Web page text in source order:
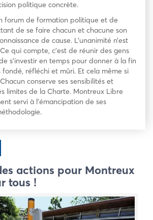
politique concrète.
forum de formation politique et de
de se faire chacun et chacune son
de cause. L’unanimité n’est
qui compte, c’est de réunir des gens
s’investir en temps pour donner à la fin
réfléchi et mûri. Et cela même si
conserve ses sensibilités et
limites de la Charte. Montreux Libre
servi à l’émancipation de ses
actions pour Montreux
tous !